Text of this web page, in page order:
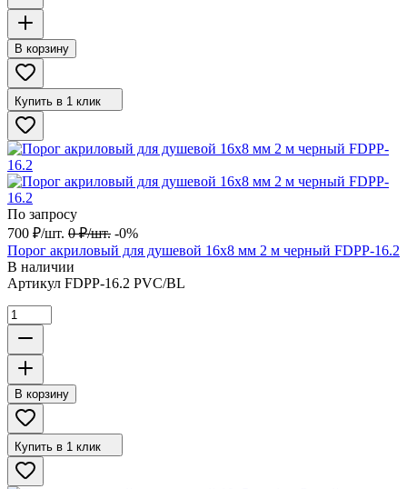
В корзину
Купить в 1 клик
По запросу
700 ₽/шт. 0 ₽/шт. -0%
Порог акриловый для душевой 16х8 мм 2 м черный FDPP-16.2
В наличии
Артикул FDPP-16.2 PVC/BL
В корзину
Купить в 1 клик